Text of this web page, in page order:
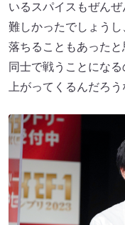
いるスパイスもぜん
難しかったでしょう
落ちることもあった
同士で戦うことにな
上がってくるんだろう